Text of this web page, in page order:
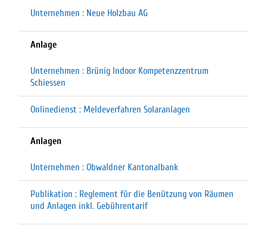
Unternehmen : Neue Holzbau AG
Anlage
Unternehmen : Brünig Indoor Kompetenzzentrum
Schiessen
Onlinedienst : Meldeverfahren Solaranlagen
Anlagen
Unternehmen : Obwaldner Kantonalbank
Publikation : Reglement für die Benützung von Räumen
und Anlagen inkl. Gebührentarif